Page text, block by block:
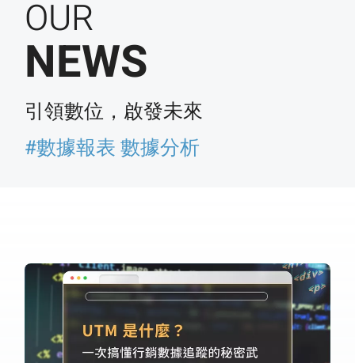
OUR
NEWS
引領數位，啟發未來
#數據報表 數據分析